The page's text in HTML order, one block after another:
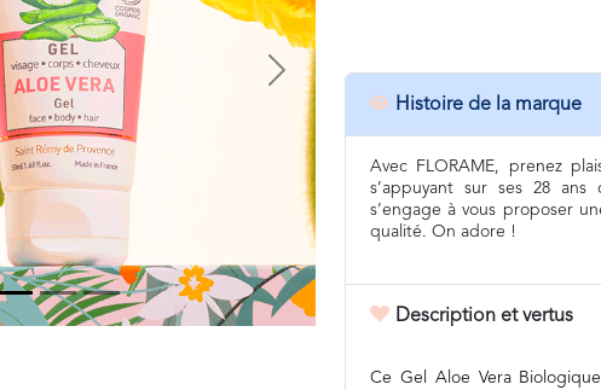
Next
Histoire de la marque
Avec FLORAME, prenez
s’appuyant sur ses 28 ans
s’engage à vous proposer
qualité. On adore !
Description et vertus
Ce Gel Aloe Vera